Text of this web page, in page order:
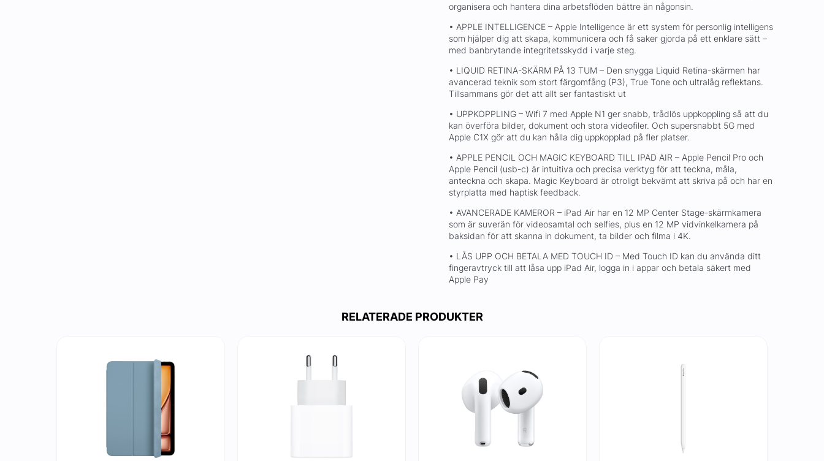
organisera och hantera dina arbetsflöden bättre än någonsin.
• APPLE INTELLIGENCE – Apple Intelligence är ett system för personlig intelligens
som hjälper dig att skapa, kommunicera och få saker gjorda på ett enklare sätt –
med banbrytande integritetsskydd i varje steg.
• LIQUID RETINA-SKÄRM PÅ 13 TUM – Den snygga Liquid Retina-skärmen har
avancerad teknik som stort färgomfång (P3), True Tone och ultralåg reflektans.
Tillsammans gör det att allt ser fantastiskt ut
• UPPKOPPLING – Wifi 7 med Apple N1 ger snabb, trådlös uppkoppling så att du
kan överföra bilder, dokument och stora videofiler. Och supersnabbt 5G med
Apple C1X gör att du kan hålla dig uppkopplad på fler platser.
• APPLE PENCIL OCH MAGIC KEYBOARD TILL IPAD AIR – Apple Pencil Pro och
Apple Pencil (usb-c) är intuitiva och precisa verktyg för att teckna, måla,
anteckna och skapa. Magic Keyboard är otroligt bekvämt att skriva på och har en
styrplatta med haptisk feedback.
• AVANCERADE KAMEROR – iPad Air har en 12 MP Center Stage-skärmkamera
som är suverän för videosamtal och selfies, plus en 12 MP vidvinkelkamera på
baksidan för att skanna in dokument, ta bilder och filma i 4K.
• LÅS UPP OCH BETALA MED TOUCH ID – Med Touch ID kan du använda ditt
fingeravtryck till att låsa upp iPad Air, logga in i appar och betala säkert med
Apple Pay
RELATERADE PRODUKTER